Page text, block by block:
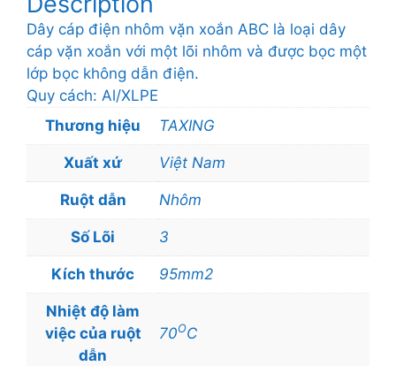
Dây cáp điện nhôm vặn xoắn ABC là loại dây
cáp vặn xoắn với một lõi nhôm và được bọc một
lớp bọc không dẫn điện.
Quy cách: Al/XLPE
Thương hiệu
TAXING
Xuất xứ Việt Nam
Ruột dẫn Nhôm
Số Lõi 3
Kích thước 95mm2
Nhiệt độ làm
việc của ruột
dẫn
70OC